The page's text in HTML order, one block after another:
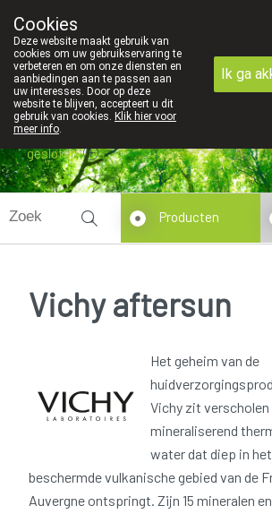
gesloten
Producten
Vichy aftersun
Het geheim van de
Vichy zit verscholen
mineraliserend
water dat diep in het
beschermde vulkanische gebied van de
Auvergne ontspringt. Zijn 15 mineralen en
Cookies
Deze website maakt gebruik van
cookies om uw gebruikservaring te
verbeteren en om onze diensten en
aanbiedingen aan te passen aan
uw interesses. Door op deze
website te blijven, accepteert u dit
gebruik van cookies. Klik hier voor
meer info.
Ik ga